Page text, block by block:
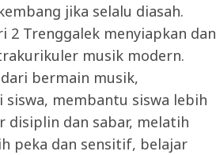
jika selalu diasah.
2 Trenggalek menyiapkan dan
musik modern.
bermain musik,
membantu siswa lebih
dan sabar, melatih
peka dan sensitif, belajar